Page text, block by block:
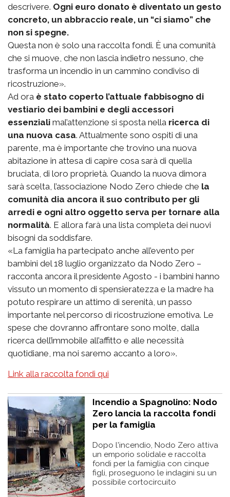
descrivere. Ogni euro donato è diventato un gesto
concreto, un abbraccio reale, un “ci siamo” che
non si spegne.
Questa non è solo una raccolta fondi. È una comunità
che si muove, che non lascia indietro nessuno, che
trasforma un incendio in un cammino condiviso di
ricostruzione».
Ad ora è stato coperto l’attuale fabbisogno di
vestiario dei bambini e degli accessori
essenziali mal’attenzione si sposta nella ricerca di
una nuova casa. Attualmente sono ospiti di una
parente, ma è importante che trovino una nuova
abitazione in attesa di capire cosa sarà di quella
bruciata, di loro proprietà. Quando la nuova dimora
sarà scelta, l’associazione Nodo Zero chiede che la
comunità dia ancora il suo contributo per gli
arredi e ogni altro oggetto serva per tornare alla
normalità. E allora farà una lista completa dei nuovi
bisogni da soddisfare.
«La famiglia ha partecipato anche all’evento per
bambini del 18 luglio organizzato da Nodo Zero –
racconta ancora il presidente Agosto - i bambini hanno
vissuto un momento di spensieratezza e la madre ha
potuto respirare un attimo di serenità, un passo
importante nel percorso di ricostruzione emotiva. Le
spese che dovranno affrontare sono molte, dalla
ricerca dell’immobile all’affitto e alle necessità
quotidiane, ma noi saremo accanto a loro».
Link alla raccolta fondi qui
Incendio a Spagnolino: Nodo
Zero lancia la raccolta fondi
per la famiglia
Dopo l'incendio, Nodo Zero attiva
un emporio solidale e raccolta
fondi per la famiglia con cinque
figli, proseguono le indagini su un
possibile cortocircuito